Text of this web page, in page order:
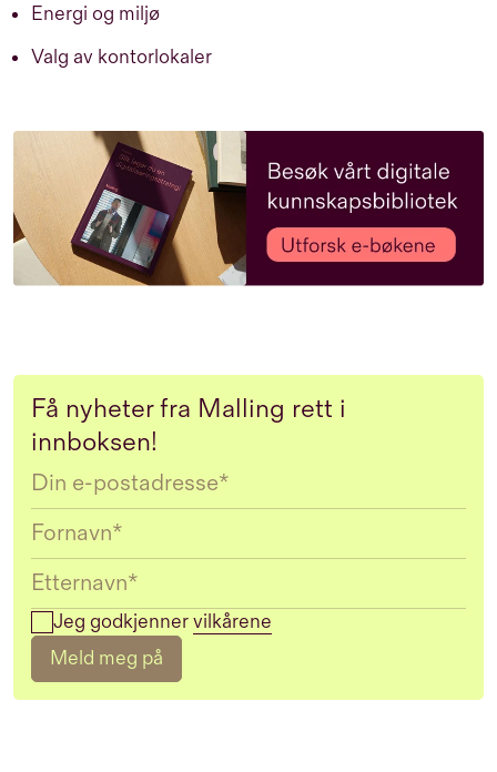
Energi og miljø
Valg av kontorlokaler
Få nyheter fra Malling rett i
innboksen!
Email
Jeg godkjennervilkårene
Meld meg på